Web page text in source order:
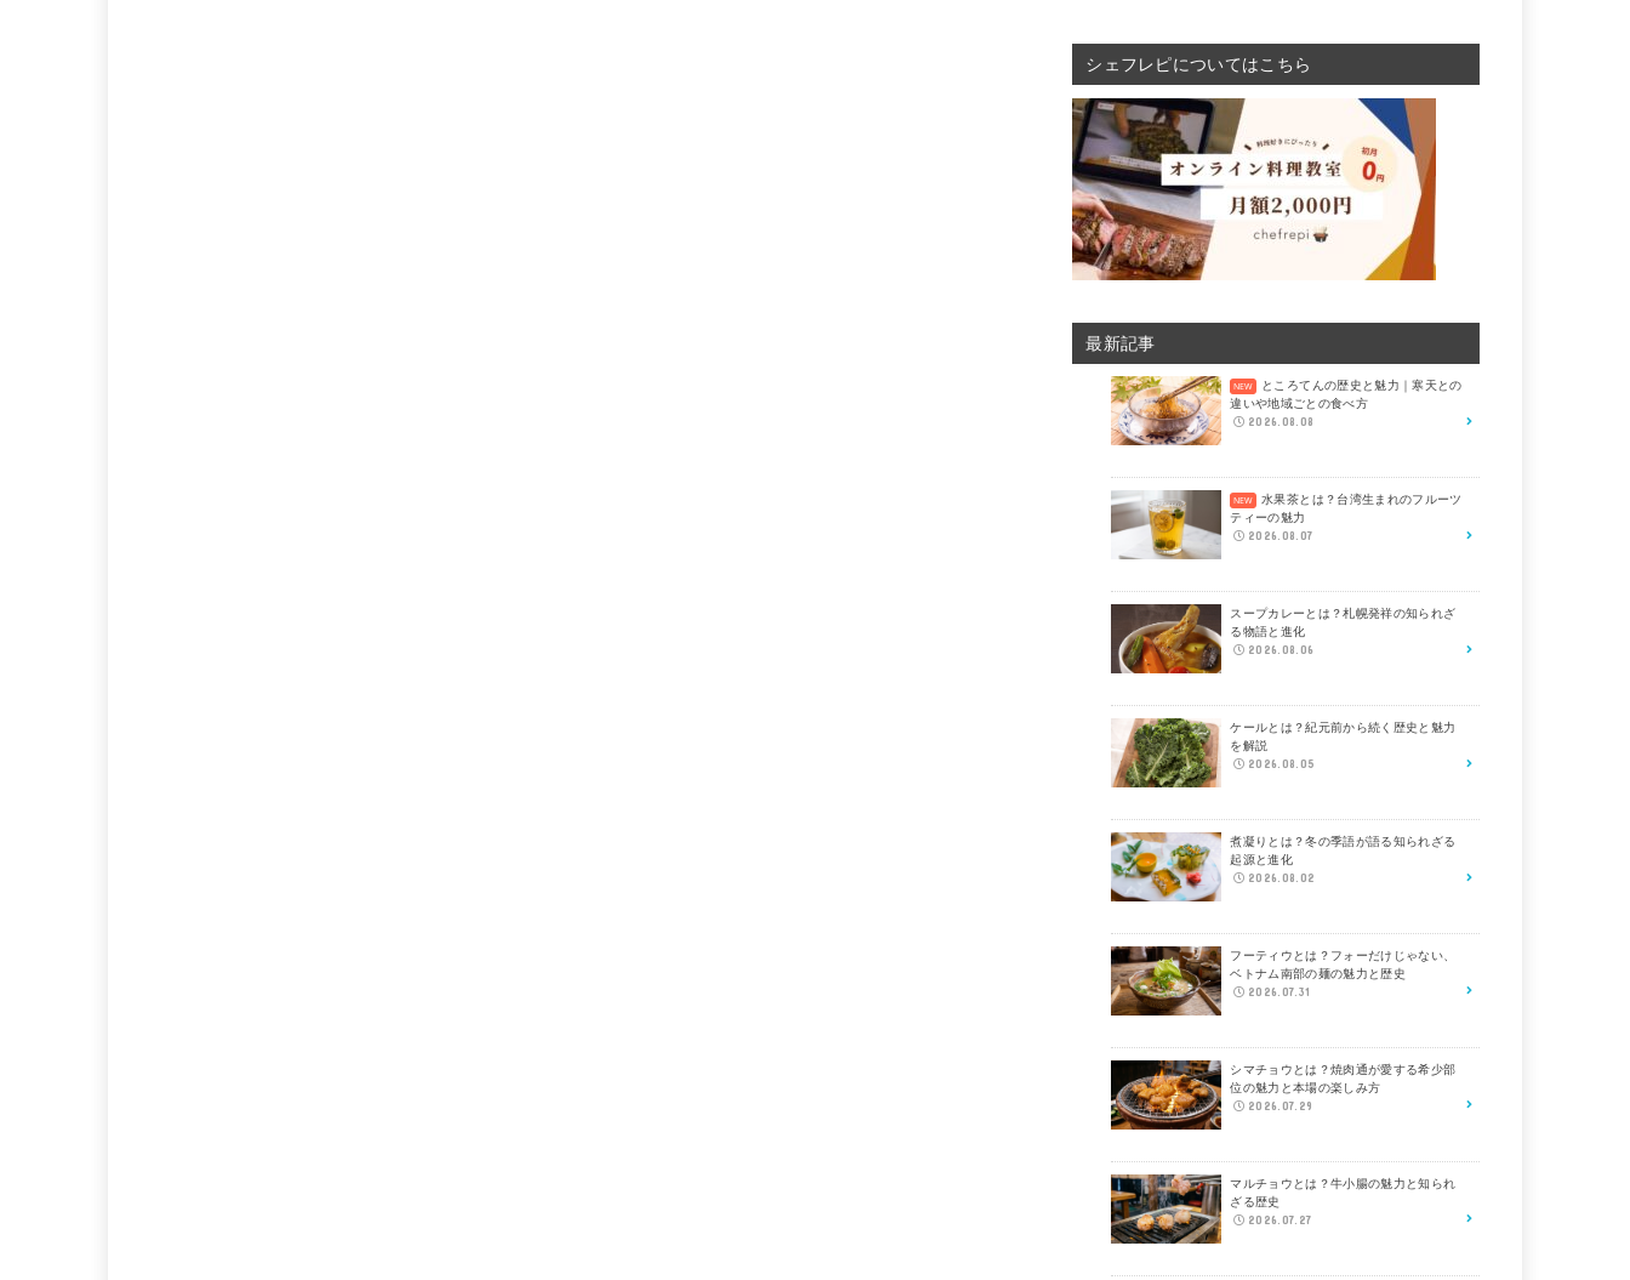
シェフレピについてはこちら
最新記事
ところてんの歴史と魅力｜寒天との
違いや地域ごとの食べ方
2026.08.08
水果茶とは？台湾生まれのフルーツ
ティーの魅力
2026.08.07
スープカレーとは？札幌発祥の知られざ
る物語と進化
2026.08.06
ケールとは？紀元前から続く歴史と魅力
を解説
2026.08.05
煮凝りとは？冬の季語が語る知られざる
起源と進化
2026.08.02
フーティウとは？フォーだけじゃない、
ベトナム南部の麺の魅力と歴史
2026.07.31
シマチョウとは？焼肉通が愛する希少部
位の魅力と本場の楽しみ方
2026.07.29
マルチョウとは？牛小腸の魅力と知られ
ざる歴史
2026.07.27